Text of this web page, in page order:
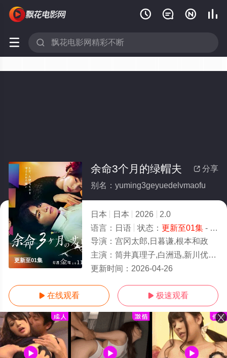
   
 
更新至01集
 分享
余命3个月的绿帽夫
别名：yuming3geyuedelvmaofu
日本 日本 2026
2.0
语言： 日语 状态： 更新至01集- 免费在线观看
导演： 宫冈太郎,日暮谦,根本和政
主演： 筒井真理子,白洲迅,新川优爱,樱井日奈子,映美藏良,高桥光臣,森日菜美
更新时间： 2026-04-26
 在线观看  极速观看